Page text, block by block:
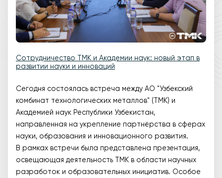
Сотрудничество TMK и Академии наук: новый этап в
развитии науки и инноваций
Сегодня состоялась встреча между АО "Узбекский
комбинат технологических металлов" (TMK) и
Академией наук Республики Узбекистан,
направленная на укрепление партнёрства в сферах
науки, образования и инновационного развития.
В рамках встречи была представлена презентация,
освещающая деятельность TMK в области научных
разработок и образовательных инициатив. Особое